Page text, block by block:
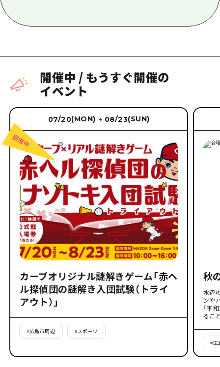
開催中 / もうすぐ開催の
イベント
07/20(MON) → 08/23(SUN)
カープオリジナル謎解きゲーム「赤ヘ
ル探偵団の謎解き入団試験（トライ
アウト）」
#広島市周辺 #スポーツ
秋
水辺
ンや
「平
るこ
#広